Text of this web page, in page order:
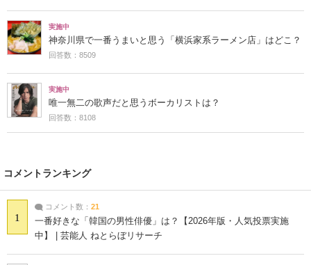
実施中
神奈川県で一番うまいと思う「横浜家系ラーメン店」はどこ？
回答数：8509
実施中
唯一無二の歌声だと思うボーカリストは？
回答数：8108
コメントランキング
1
コメント数： 21
一番好きな「韓国の男性俳優」は？【2026年版・人気投票実施
中】 | 芸能人 ねとらぼリサーチ